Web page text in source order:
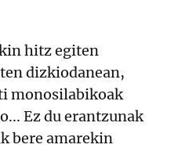
hitz egiten
dizkiodanean,
monosilabikoak
Ez du erantzunak
bere amarekin